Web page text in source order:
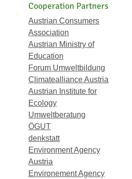
Cooperation Partners
Austrian Consumers
Association
Austrian Ministry of
Education
Forum Umweltbildung
Climatealliance Austria
Austrian Institute for
Ecology
Umweltberatung
ÖGUT
denkstatt
Environment Agency
Austria
Environement Agency